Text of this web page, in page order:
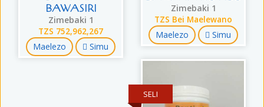
BAWASIRI
Zimebaki 1
TZS 752,962,267
Maelezo Simu
Zimebaki 1
TZS Bei Maelewano
Maelezo Simu
SELI